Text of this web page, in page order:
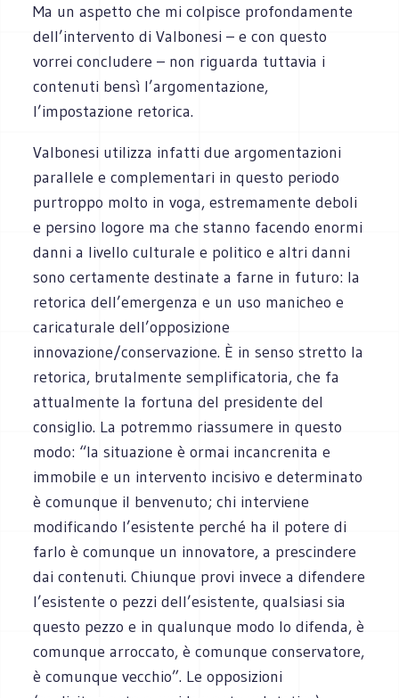
Ma un aspetto che mi colpisce profondamente
dell’intervento di Valbonesi – e con questo
vorrei concludere – non riguarda tuttavia i
contenuti bensì l’argomentazione,
l’impostazione retorica.
Valbonesi utilizza infatti due argomentazioni
parallele e complementari in questo periodo
purtroppo molto in voga, estremamente deboli
e persino logore ma che stanno facendo enormi
danni a livello culturale e politico e altri danni
sono certamente destinate a farne in futuro: la
retorica dell’emergenza e un uso manicheo e
caricaturale dell’opposizione
innovazione/conservazione. È in senso stretto la
retorica, brutalmente semplificatoria, che fa
attualmente la fortuna del presidente del
consiglio. La potremmo riassumere in questo
modo: “la situazione è ormai incancrenita e
immobile e un intervento incisivo e determinato
è comunque il benvenuto; chi interviene
modificando l’esistente perché ha il potere di
farlo è comunque un innovatore, a prescindere
dai contenuti. Chiunque provi invece a difendere
l’esistente o pezzi dell’esistente, qualsiasi sia
questo pezzo e in qualunque modo lo difenda, è
comunque arroccato, è comunque conservatore,
è comunque vecchio”. Le opposizioni